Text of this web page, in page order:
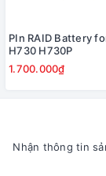
PIn RAID Battery
H730 H730P
1.700.000₫
Nhận thông tin